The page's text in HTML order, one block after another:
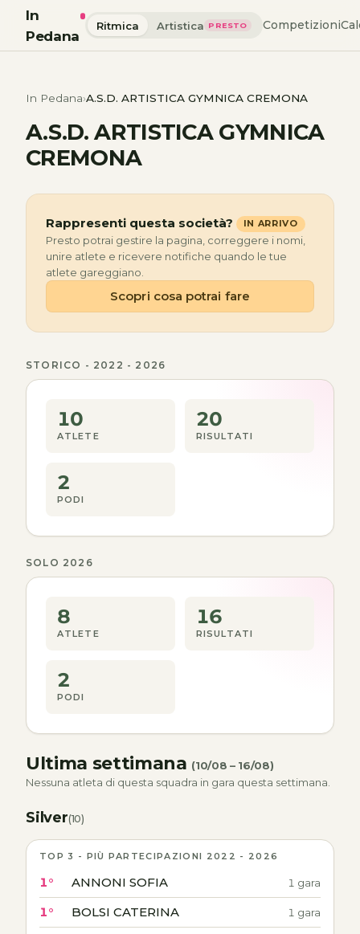
In
Pedana
Ritmica Artistica PRESTO Competizioni
In Pedana A.S.D. ARTISTICA GYMNICA CREMONA
A.S.D. ARTISTICA GYMNICA
CREMONA
Rappresenti questa società? IN ARRIVO
Presto potrai gestire la pagina, correggere i nomi,
unire atlete e ricevere notifiche quando le tue
atlete gareggiano.
Scopri cosa potrai fare
STORICO - 2022 - 2026
10
ATLETE
20
RISULTATI
2
PODI
SOLO 2026
8
ATLETE
16
RISULTATI
2
PODI
Ultima settimana (10/08 – 16/08)
Nessuna atleta di questa squadra in gara questa settimana.
Silver(10)
TOP 3 - PIÙ PARTECIPAZIONI 2022 - 2026
1° ANNONI SOFIA 1 gara
1° BOLSI CATERINA 1 gara